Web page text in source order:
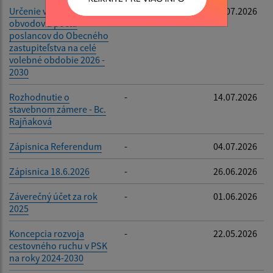
Určenie volebných
obvodov a počtu
poslancov do Obecného
zastupiteľstva na celé
volebné obdobie 2026 -
2030
22.07.2026
Rozhodnutie o
stavebnom zámere - Bc.
Rajňaková
- 14.07.2026
Zápisnica Referendum - 04.07.2026
Zápisnica 18.6.2026 - 26.06.2026
Záverečný účet za rok
2025
- 01.06.2026
Koncepcia rozvoja
cestovného ruchu v PSK
na roky 2024-2030
- 22.05.2026